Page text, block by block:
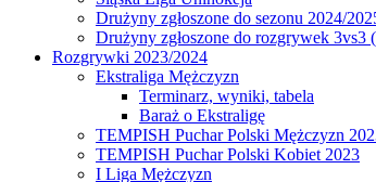
Drużyny zgłoszone do sezonu 2024/
Drużyny zgłoszone do rozgrywek 3vs3
Rozgrywki 2023/2024
Ekstraliga Mężczyzn
Terminarz, wyniki, tabela
Baraż o Ekstraligę
TEMPISH Puchar Polski Mężczyzn
TEMPISH Puchar Polski Kobiet 2023
I Liga Mężczyzn